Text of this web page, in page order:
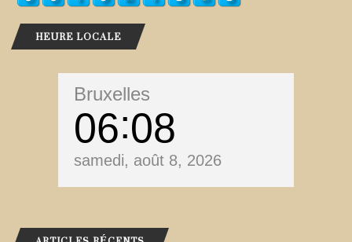
HEURE LOCALE
Bruxelles
06 08
samedi, août 8, 2026